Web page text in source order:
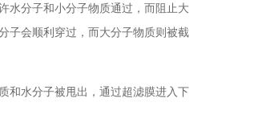
水分子和小分子物质通过，而阻止大
子会顺利穿过，而大分子物质则被截
和水分子被甩出，通过超滤膜进入下